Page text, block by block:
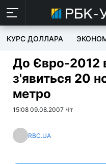
КУРС ДОЛЛАРА
До Євро-2012
з'явиться 20
метро
15:08 09.08.2007 Чт
RBC.UA